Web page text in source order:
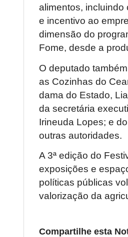
alimentos,
e incentivo ao
dimensão do
Fome, desde a
O deputado
as Cozinhas do
dama do Estado,
da secretária
Irineuda Lopes; e
outras autoridades.
A 3ª edição do
exposições e
políticas públicas
valorização da
Compartilhe esta